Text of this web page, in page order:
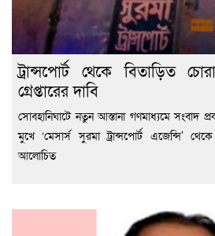
ট্রান্সপোর্ট থেকে বিতাড়িত
গ্রেপ্তারের দাবি
সোবহানিঘাটে নতুন আস্তানা গণমাধ্যমে সংবাদ
মুখে ‘মেসার্স সুরমা ট্রান্সপোর্ট এজেন্সি’
আলোচিত